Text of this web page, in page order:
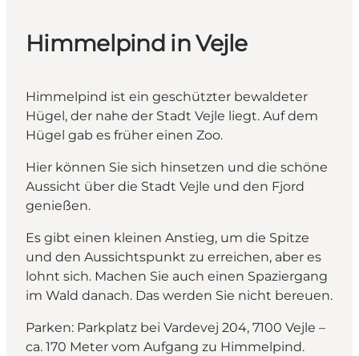
Himmelpind in Vejle
Himmelpind ist ein geschützter bewaldeter
Hügel, der nahe der Stadt Vejle liegt. Auf dem
Hügel gab es früher einen Zoo.
Hier können Sie sich hinsetzen und die schöne
Aussicht über die Stadt Vejle und den Fjord
genießen.
Es gibt einen kleinen Anstieg, um die Spitze
und den Aussichtspunkt zu erreichen, aber es
lohnt sich. Machen Sie auch einen Spaziergang
im Wald danach. Das werden Sie nicht bereuen.
Parken: Parkplatz bei Vardevej 204, 7100 Vejle –
ca. 170 Meter vom Aufgang zu Himmelpind.